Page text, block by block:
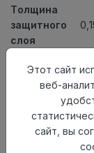
Толщина
защитного
слоя
Толщина
Размер
Теплый пол
до
Способ
Этот сайт
веб-
сайт, вы